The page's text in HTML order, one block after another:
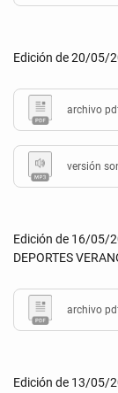
Edición de 20/05/
archivo
versión
Edición de 16/05/
DEPORTES
archivo
Edición de 13/05/